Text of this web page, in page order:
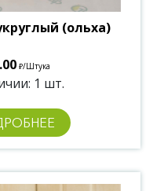
(ольха)
₽/Штука
1 шт.